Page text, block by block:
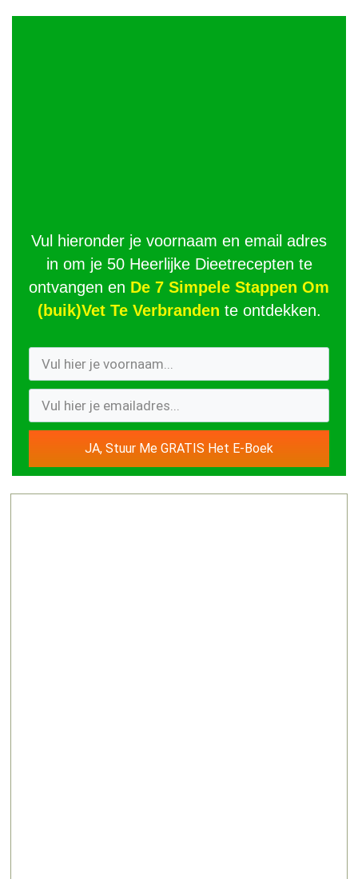
Vul hieronder je voornaam en email adres
in om je 50 Heerlijke Dieetrecepten te
ontvangen en De 7 Simpele Stappen Om
(buik)Vet Te Verbranden te ontdekken.
JA, Stuur Me GRATIS Het E-Boek